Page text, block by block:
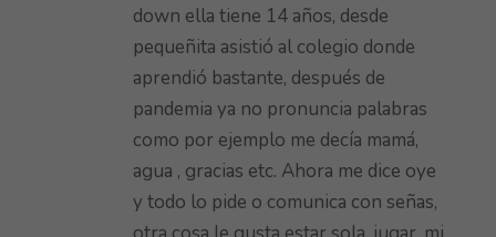
down ella tiene 14 años, desde
pequeñita asistió al colegio donde
aprendió bastante, después de
pandemia ya no pronuncia palabras
como por ejemplo me decía mamá,
agua , gracias etc. Ahora me dice oye
y todo lo pide o comunica con señas,